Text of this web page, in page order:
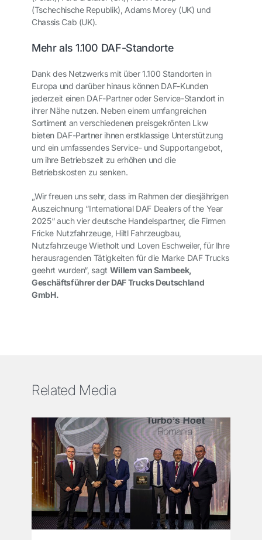
(Tschechische Republik), Adams Morey (UK) und
Chassis Cab (UK).
Mehr als 1.100 DAF-Standorte
Dank des Netzwerks mit über 1.100 Standorten in
Europa und darüber hinaus können DAF-Kunden
jederzeit einen DAF-Partner oder Service-Standort in
ihrer Nähe nutzen. Neben einem umfangreichen
Sortiment an verschiedenen preisgekrönten Lkw
bieten DAF-Partner ihnen erstklassige Unterstützung
und ein umfassendes Service- und Supportangebot,
um ihre Betriebszeit zu erhöhen und die
Betriebskosten zu senken.
„Wir freuen uns sehr, dass im Rahmen der diesjährigen
Auszeichnung “International DAF Dealers of the Year
2025“ auch vier deutsche Handelspartner, die Firmen
Fricke Nutzfahrzeuge, Hiltl Fahrzeugbau,
Nutzfahrzeuge Wietholt und Loven Eschweiler, für Ihre
herausragenden Tätigkeiten für die Marke DAF Trucks
geehrt wurden“, sagt Willem van Sambeek,
Geschäftsführer der DAF Trucks Deutschland
GmbH.
Related Media